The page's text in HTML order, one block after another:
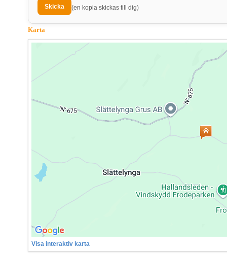
(en kopia skickas till dig)
Karta
Visa interaktiv karta